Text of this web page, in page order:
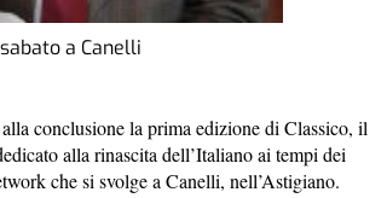
a Canelli
conclusione la prima edizione di Classico, il
alla rinascita dell’Italiano ai tempi dei
che si svolge a Canelli, nell’Astigiano.